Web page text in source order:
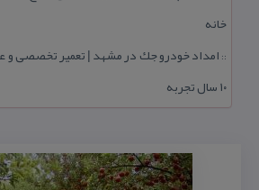
خانه
::
۱۰ سال تجربه